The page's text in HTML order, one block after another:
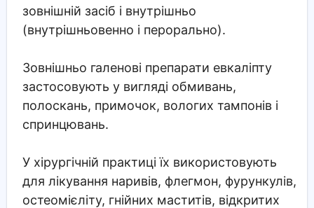
зовнішній засіб і внутрішньо
(внутрішньовенно і перорально).
Зовнішньо галенові препарати евкаліпту
застосовують у вигляді обмивань,
полоскань, примочок, вологих тампонів і
спринцювань.
У хірургічній практиці їх використовують
для лікування наривів, флегмон, фурункулів,
остеомієліту, гнійних маститів, відкритих